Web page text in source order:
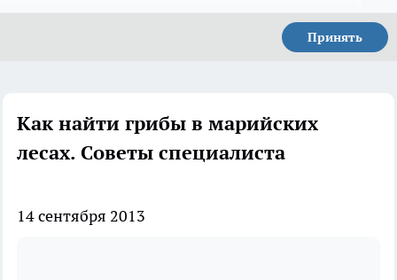
Принять
Как найти грибы в марийских
лесах. Советы специалиста
14 сентября 2013